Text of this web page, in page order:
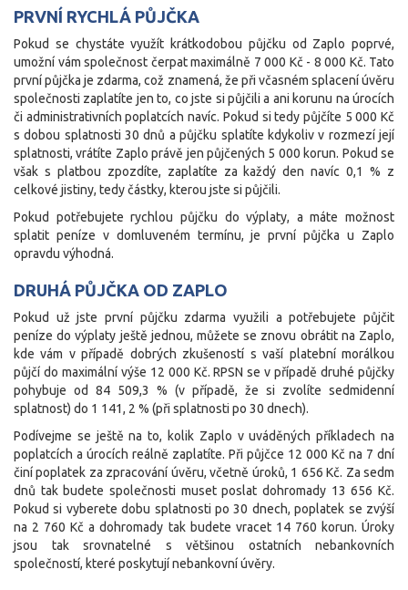
PRVNÍ RYCHLÁ PŮJČKA
Pokud se chystáte využít krátkodobou půjčku od Zaplo poprvé,
umožní vám společnost čerpat maximálně 7 000 Kč - 8 000 Kč. Tato
první půjčka je zdarma, což znamená, že při včasném splacení úvěru
společnosti zaplatíte jen to, co jste si půjčili a ani korunu na úrocích
či administrativních poplatcích navíc. Pokud si tedy půjčíte 5 000 Kč
s dobou splatnosti 30 dnů a půjčku splatíte kdykoliv v rozmezí její
splatnosti, vrátíte Zaplo právě jen půjčených 5 000 korun. Pokud se
však s platbou zpozdíte, zaplatíte za každý den navíc 0,1 % z
celkové jistiny, tedy částky, kterou jste si půjčili.
Pokud potřebujete rychlou půjčku do výplaty, a máte možnost
splatit peníze v domluveném termínu, je první půjčka u Zaplo
opravdu výhodná.
DRUHÁ PŮJČKA OD ZAPLO
Pokud už jste první půjčku zdarma využili a potřebujete půjčit
peníze do výplaty ještě jednou, můžete se znovu obrátit na Zaplo,
kde vám v případě dobrých zkušeností s vaší platební morálkou
půjčí do maximální výše 12 000 Kč. RPSN se v případě druhé půjčky
pohybuje od 84 509,3 % (v případě, že si zvolíte sedmidenní
splatnost) do 1 141, 2 % (při splatnosti po 30 dnech).
Podívejme se ještě na to, kolik Zaplo v uváděných příkladech na
poplatcích a úrocích reálně zaplatíte. Při půjčce 12 000 Kč na 7 dní
činí poplatek za zpracování úvěru, včetně úroků, 1 656 Kč. Za sedm
dnů tak budete společnosti muset poslat dohromady 13 656 Kč.
Pokud si vyberete dobu splatnosti po 30 dnech, poplatek se zvýší
na 2 760 Kč a dohromady tak budete vracet 14 760 korun. Úroky
jsou tak srovnatelné s většinou ostatních nebankovních
společností, které poskytují nebankovní úvěry.